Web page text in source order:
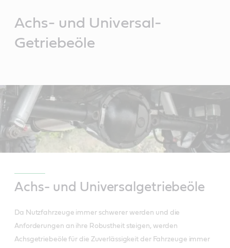
Achs- und Universal-
Getriebeöle
Achs- und Universalgetriebeöle
Da Nutzfahrzeuge immer schwerer werden und die
Anforderungen an ihre Robustheit steigen, werden
Achsgetriebeöle für die Zuverlässigkeit der Fahrzeuge immer